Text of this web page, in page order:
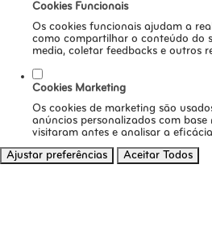
Cookies Funcionais
Os cookies funcionais ajudam a
como compartilhar o conteúdo do
media, coletar feedbacks e outros
Cookies Marketing
Os cookies de marketing são
anúncios personalizados com base
visitaram antes e analisar a
Ajustar preferências
Aceitar Todos